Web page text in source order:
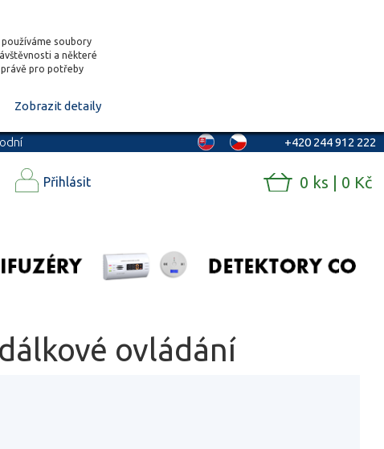
používáme soubory
a některé
pro potřeby
Zobrazit detaily
+420 244 912 222
Přihlásit 0 ks | 0 Kč
ovládání